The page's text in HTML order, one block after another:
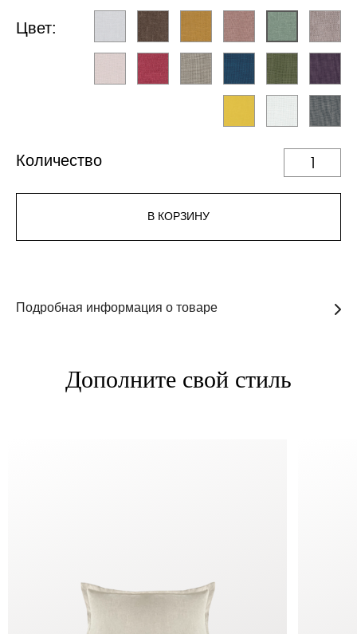
Цвет:
Количество
В КОРЗИНУ
Подробная информация о товаре
Дополните свой стиль